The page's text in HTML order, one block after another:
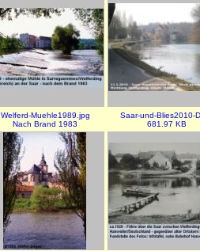
Welferd-Muehle1989.jpg
Nach Brand 1983
Saar-und-Blies2010-
681.97 KB